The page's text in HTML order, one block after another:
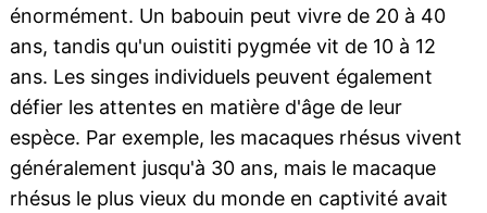
énormément. Un babouin peut vivre de 20 à 40
ans, tandis qu'un ouistiti pygmée vit de 10 à 12
ans. Les singes individuels peuvent également
défier les attentes en matière d'âge de leur
espèce. Par exemple, les macaques rhésus vivent
généralement jusqu'à 30 ans, mais le macaque
rhésus le plus vieux du monde en captivité avait